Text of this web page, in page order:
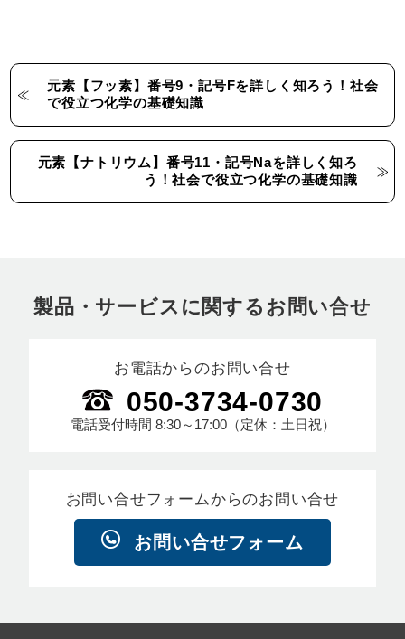
元素【フッ素】番号9・記号Fを詳しく知ろう！社会
で役立つ化学の基礎知識
元素【ナトリウム】番号11・記号Naを詳しく知ろ
う！社会で役立つ化学の基礎知識
製品・サービスに関するお問い合せ
お電話からのお問い合せ
050-3734-0730
電話受付時間 8:30～17:00（定休：土日祝）
お問い合せフォームからのお問い合せ
お問い合せフォーム